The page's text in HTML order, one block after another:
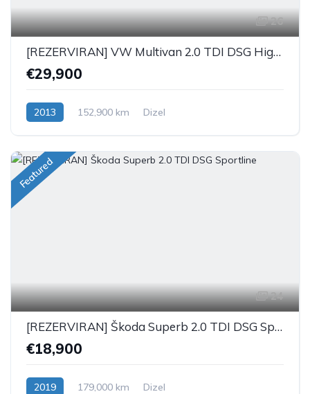
26
[REZERVIRAN] VW Multivan 2.0 TDI DSG Highline 4Motion
€29,900
2013 152,900 km Dizel
Featured
24
[REZERVIRAN] Škoda Superb 2.0 TDI DSG Sportline
€18,900
2019 179,000 km Dizel